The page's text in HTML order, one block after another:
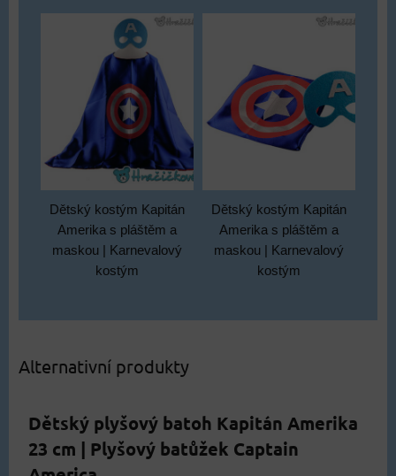
Dětský kostým Kapitán
Amerika s pláštěm a
maskou | Karnevalový
kostým
Dětský kostým Kapitán
Amerika s pláštěm a
maskou | Karnevalový
kostým
Alternativní produkty
Dětský plyšový batoh Kapitán Amerika
23 cm | Plyšový batůžek Captain